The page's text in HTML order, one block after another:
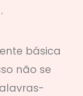
básica
não se